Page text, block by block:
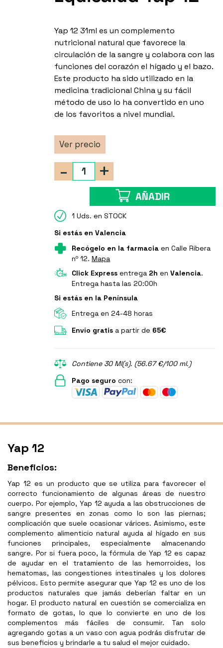
Yap 12 31ml es un complemento
nutricional natural que favorece la
circulación de la sangre y colabora con las
funciones del corazón el hígado y el bazo.
Este producto ha sido utilizado en la
medicina tradicional China y su fácil
método de uso lo ha convertido en uno
de los favoritos a nivel mundial.
Ver precio
+
-
AÑADIR
1 Uds. en STOCK
Si estás en Valencia
Recógelo en la farmacia en Calle Ribera
nº 12.Mapa
Click Express entrega 2h enValencia.
Entrega hasta las 20:00h
Si estás en la Península
Entrega en 24-48 horas
Envío gratis a partir de 65€
Contiene 30 Ml(s). (56.67 €/100 ml.)
Pago seguro con:
Yap 12
Beneficios:
Yap 12 es un producto que se utiliza para favorecer el
correcto funcionamiento de algunas áreas de nuestro
cuerpo. Por ejemplo, Yap 12 ayuda a las obstrucciones de
sangre presentes en zonas como lo son las piernas;
complicación que suele ocasionar várices. Asimismo, este
complemento alimenticio natural ayuda al hígado en sus
funciones principales, especialmente almacenando
sangre. Por si fuera poco, la fórmula de Yap 12 es capaz
de ayudar en el tratamiento de las hemorroides, los
hematomas, las congestiones intestinales y los dolores
pélvicos. Esto permite asegurar que Yap 12 es uno de los
productos naturales que jamás deberían faltar en un
hogar. El producto natural en cuestión se comercializa en
formato de gotas, lo que lo convierte en uno de los
complementos más fáciles de consumir. Tan solo
agregando gotas a un vaso con agua podrás disfrutar de
sus beneficios y brindarle a tu salud el mejor cuidado.